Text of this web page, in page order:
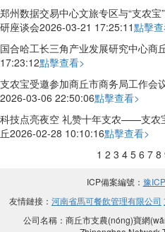
郑州数据交易中心文旅专区与“支农
研座谈会2026-03-21 17:25:11點擊
国合哈工长三角产业发展研究中心商
17:23:12點擊查看>
支农宝受邀参加商丘市商务局工作会
2026-03-06 22:50:06點擊查看>
科技点亮夜空 礼赞十年支农——支农
丘2026-02-28 10:10:16點擊查看>
1 2 3 4 5 6 7 8
ICP備案編號： 豫
友情鏈接： 河南省馬可餐飲管理有限公司
公司名稱：商丘市支農(nóng)寶網